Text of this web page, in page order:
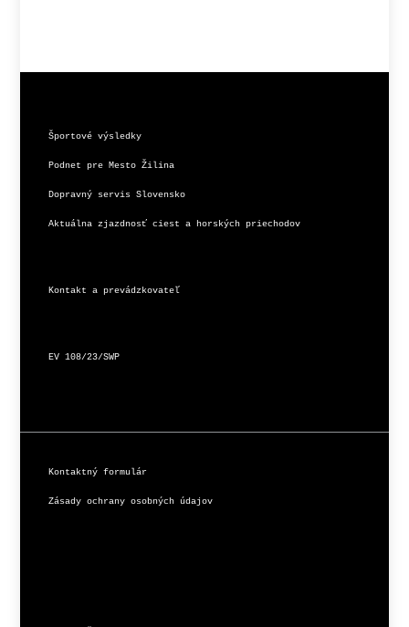
Športové výsledky
Podnet pre Mesto Žilina
Dopravný servis Slovensko
Aktuálna zjazdnosť ciest a horských priechodov
Kontakt a prevádzkovateľ
EV 108/23/SWP
Kontaktný formulár
Zásady ochrany osobných údajov